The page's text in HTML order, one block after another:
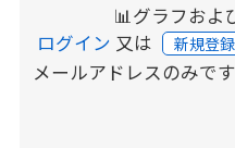
📊グラフおよ
ログイン 又は 新規登
メールアドレスのみで